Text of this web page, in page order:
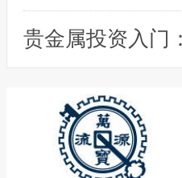
贵金属投资入门